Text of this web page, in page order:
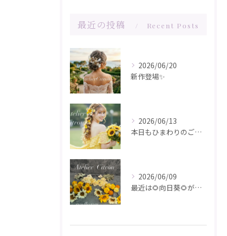
最近の投稿 Recent Posts
2026/06/20
新作登場✨️
2026/06/13
本日もひまわりのご注文ありがとうございます✨️
2026/06/09
最近は🌻向日葵🌻が人気です！在庫が少なくなってきました！お問...